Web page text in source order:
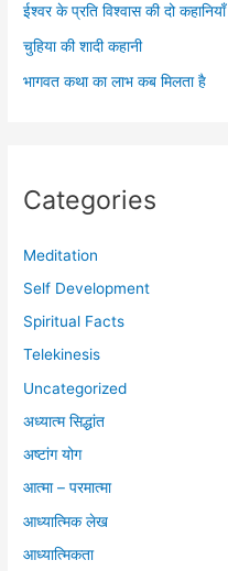
ईश्वर के प्रति विश्वास की दो कहानियाँ
चुहिया की शादी कहानी
भागवत कथा का लाभ कब मिलता है
Categories
Meditation
Self Development
Spiritual Facts
Telekinesis
Uncategorized
अध्यात्म सिद्धांत
अष्टांग योग
आत्मा – परमात्मा
आध्यात्मिक लेख
आध्यात्मिकता